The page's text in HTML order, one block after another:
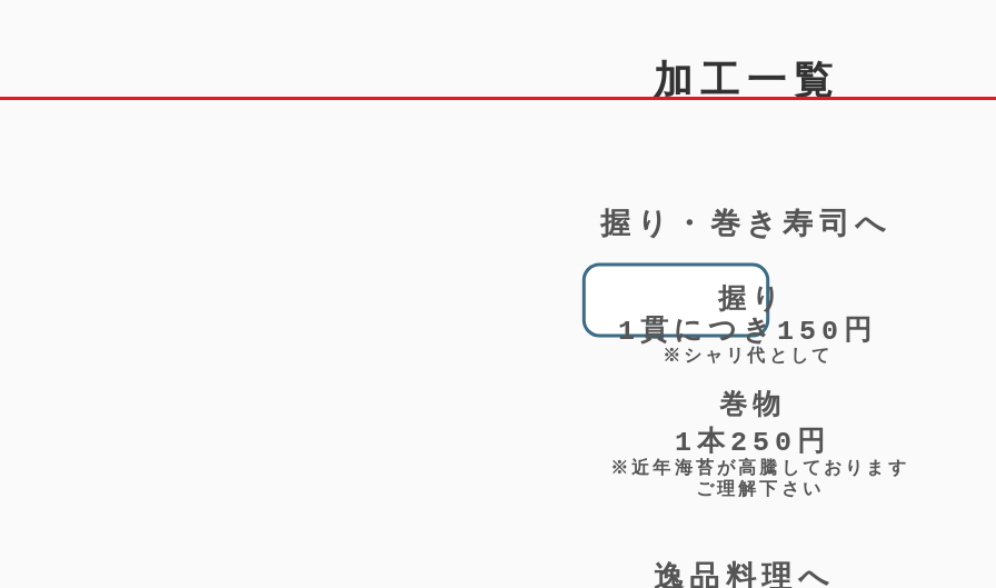
​加工一覧
​握り・巻き寿司へ
​握り
​1貫につき150円
​※シャリ代として
​巻物
​1本250円
​※近年海苔が高騰しております
​ご理解下さい
​逸品料理へ